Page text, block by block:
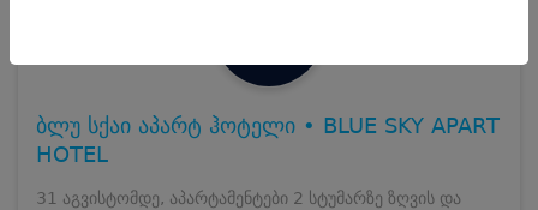
ბლუ სქაი აპარტ ჰოტელი • BLUE SKY APART
HOTEL
31 აგვისტომდე, აპარტამენტები 2 სტუმარზე ზღვის და